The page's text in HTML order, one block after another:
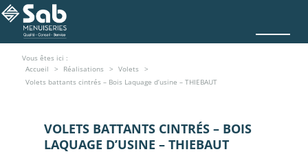
Vous êtes ici :
Accueil
Réalisations
Volets
Volets battants cintrés – Bois Laquage d’usine – THIEBAUT
VOLETS BATTANTS CINTRÉS – BOIS
LAQUAGE D’USINE – THIEBAUT